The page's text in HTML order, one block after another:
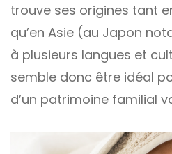
trouve ses origines tant
qu’en Asie (au Japon
à plusieurs langues et
semble donc être idéal
d’un patrimoine familial